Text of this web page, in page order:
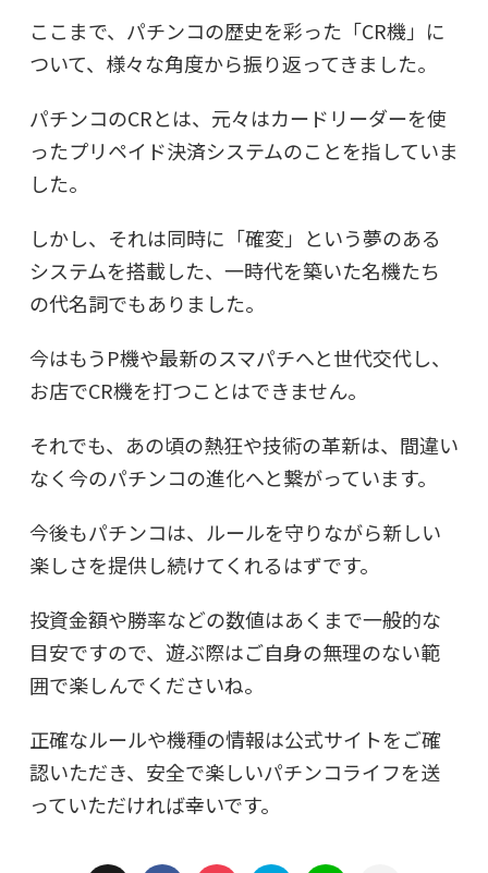
ここまで、パチンコの歴史を彩った「CR機」に
ついて、様々な角度から振り返ってきました。
パチンコのCRとは、元々はカードリーダーを使
ったプリペイド決済システムのことを指していま
した。
しかし、それは同時に「確変」という夢のある
システムを搭載した、一時代を築いた名機たち
の代名詞でもありました。
今はもうP機や最新のスマパチへと世代交代し、
お店でCR機を打つことはできません。
それでも、あの頃の熱狂や技術の革新は、間違い
なく今のパチンコの進化へと繋がっています。
今後もパチンコは、ルールを守りながら新しい
楽しさを提供し続けてくれるはずです。
投資金額や勝率などの数値はあくまで一般的な
目安ですので、遊ぶ際はご自身の無理のない範
囲で楽しんでくださいね。
正確なルールや機種の情報は公式サイトをご確
認いただき、安全で楽しいパチンコライフを送
っていただければ幸いです。